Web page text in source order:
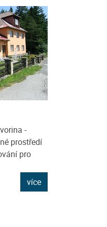
-
prostředí
pro
více